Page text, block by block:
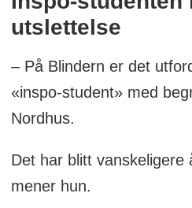
utslettelse
– På Blindern er det
«inspo-student» med
Nordhus.
Det har blitt vanskeligere
mener hun.